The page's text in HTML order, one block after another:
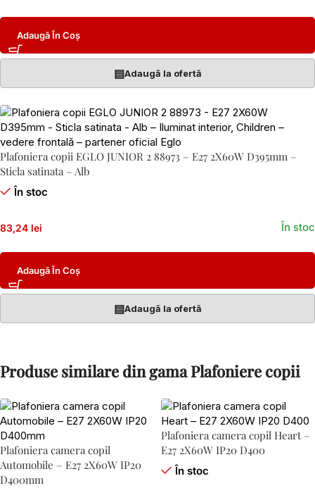
Adaugă În Coș
▤Adaugă la ofertă
Plafoniera copii EGLO JUNIOR 2 88973 – E27 2X60W D395mm –
Sticla satinata – Alb
În stoc
83,24 lei În stoc
Adaugă În Coș
▤Adaugă la ofertă
Produse similare din gama Plafoniere copii
Plafoniera camera copil
Automobile – E27 2X60W IP20
D400mm
Plafoniera camera copil Heart –
E27 2X60W IP20 D400
În stoc